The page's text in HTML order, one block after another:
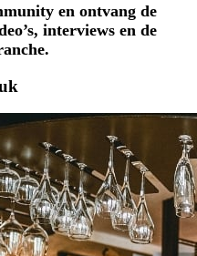
en ontvang de
interviews en de